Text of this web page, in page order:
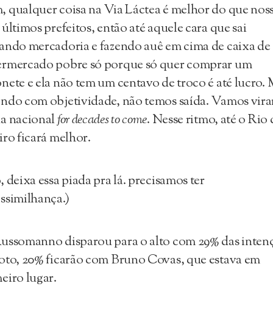
qualquer coisa na Via Láctea é melhor do que
prefeitos, então até aquele cara que sai
mercadoria e fazendo auê em cima de caixa de
pobre só porque só quer comprar um
e ela não tem um centavo de troco é até lucro.
com objetividade, não temos saída. Vamos
nacionalfor decades to come. Nesse ritmo, até o Rio
ficará melhor.
deixa essa piada pra lá. precisamos ter
disparou para o alto com 29% das
20% ficarão com Bruno Covas, que estava em
lugar.